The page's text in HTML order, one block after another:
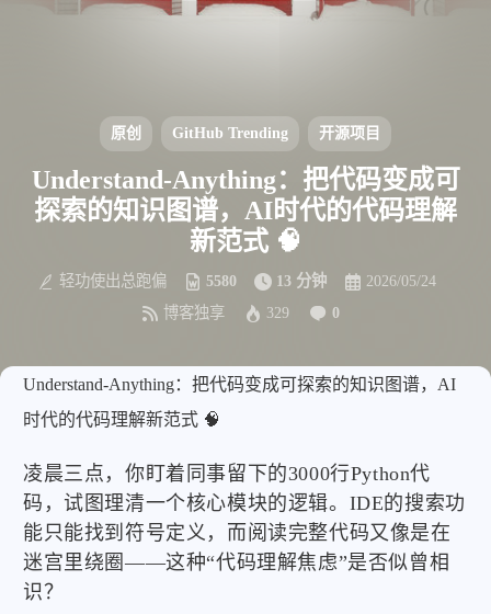
原创 GitHub Trending 开源项目
Understand-Anything：把代码变成可
探索的知识图谱，AI时代的代码理解
新范式 🧠
轻功使出总跑偏 5580 13 分钟
2026/05/24
博客独享
329 0
Understand-Anything：把代码变成可探索的知识图谱，AI
时代的代码理解新范式 🧠
凌晨三点，你盯着同事留下的3000行Python代
码，试图理清一个核心模块的逻辑。IDE的搜索功
能只能找到符号定义，而阅读完整代码又像是在
迷宫里绕圈——这种“代码理解焦虑”是否似曾相
识？